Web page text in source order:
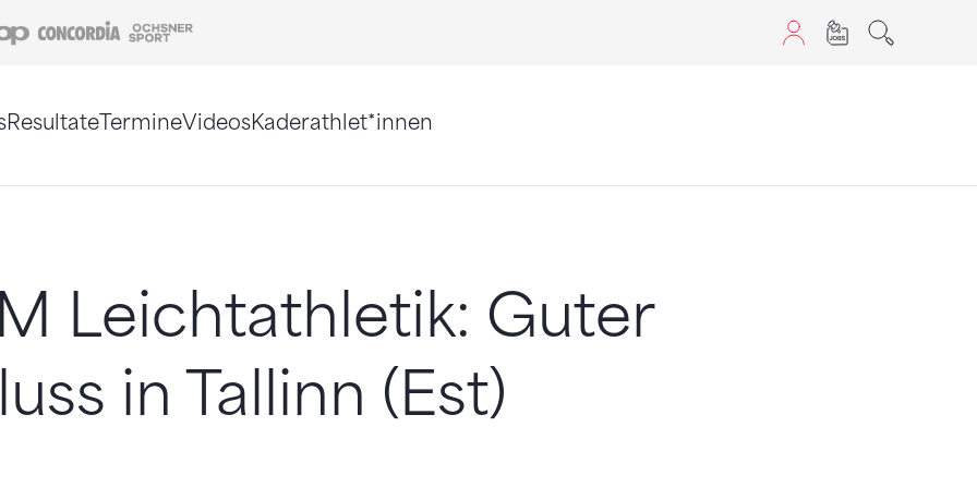
Coop Concordia
ResultateTermineVideosKaderathlet*innen
Leichtathletik: Guter
in Tallinn (Est)